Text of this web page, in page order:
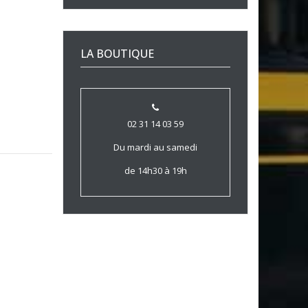
LA BOUTIQUE
02 31 14 03 59
Du mardi au samedi
de 14h30 à 19h